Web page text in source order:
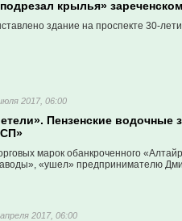
крылья»
здание на проспекте 30-
2017, 06:00
Пензенские водочные
марок обанкроченного
«ушел» предпринимателю
2017, 06:00